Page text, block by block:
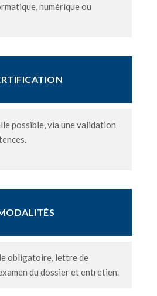
numérique ou
possible, via une validation
obligatoire, lettre de
du dossier et entretien.